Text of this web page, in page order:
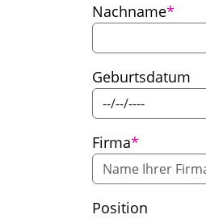
Pflichtfeld
Nachname*
Geburtsdatum
Pflichtfeld
Firma*
Position